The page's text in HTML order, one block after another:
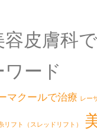
容皮膚科
ワード
マクールで治療 レー
リフト（スレッドリフト）